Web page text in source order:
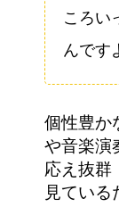
ころい
んです
個性豊か
や音楽演
応え抜群
見ている